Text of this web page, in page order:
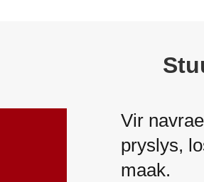
Vir
pryslys,
maak.